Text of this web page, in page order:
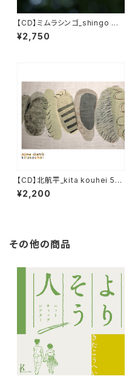
【CD】ミムラシンゴ_shingo mi
mura 7th Album『 森のこびと
たち - dwarves in forest 』
¥2,750
【CD】北航平_kita kouhei 5th
Album『Mime Sketch』
¥2,200
その他の商品